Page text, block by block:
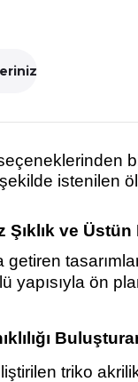
istenilen
Şıklık ve
ön
triko